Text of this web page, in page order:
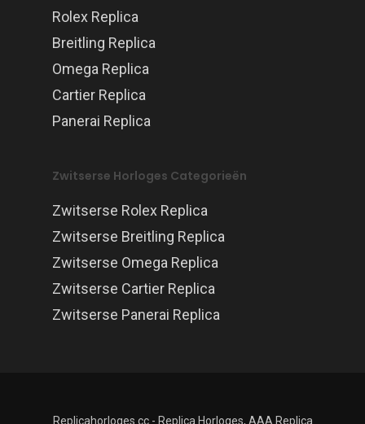
Rolex Replica
Breitling Replica
Omega Replica
Cartier Replica
Panerai Replica
Zwitserse Horloges Categorieën
Zwitserse Rolex Replica
Zwitserse Breitling Replica
Zwitserse Omega Replica
Zwitserse Cartier Replica
Zwitserse Panerai Replica
Replicahorloges.cc - Replica Horloges, AAA Replica